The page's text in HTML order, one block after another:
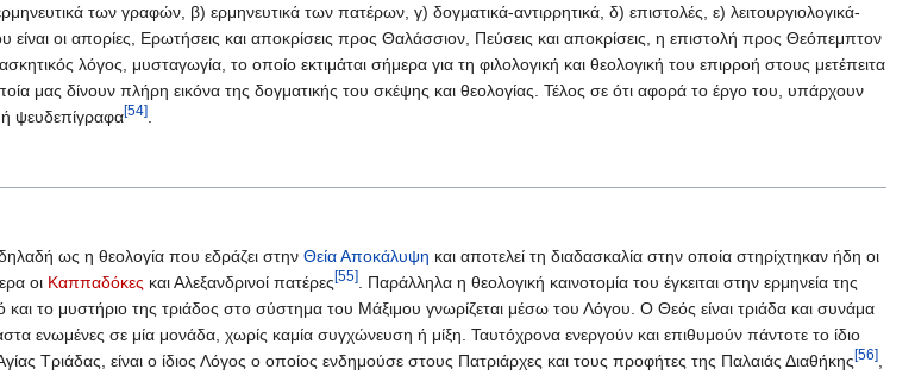
των γραφών, β) ερμηνευτικά των πατέρων, γ) δογματικά-αντιρρητικά, δ) επιστολές, ε) λειτουργιολογικά-
είναι οι απορίες, Ερωτήσεις και αποκρίσεις προς Θαλάσσιον, Πεύσεις και αποκρίσεις, η επιστολή προς Θεόπεμπτον
λόγος, μυσταγωγία, το οποίο εκτιμάται σήμερα για τη φιλολογική και θεολογική του επιρροή στους μετέπειτα
μας δίνουν πλήρη εικόνα της δογματικής του σκέψης και θεολογίας. Τέλος σε ότι αφορά το έργο του, υπάρχουν
ή ψευδεπίγραφα[54]
ως η θεολογία που εδράζει στην Θεία Αποκάλυψη και αποτελεί τη διαδασκαλία στην οποία στηρίχτηκαν ήδη οι
οι Καππαδόκες και Αλεξανδρινοί πατέρες[55]. Παράλληλα η θεολογική καινοτομία του έγκειται στην ερμηνεία της
και το μυστήριο της τριάδος στο σύστημα του Μάξιμου γνωρίζεται μέσω του Λόγου. Ο Θεός είναι τριάδα και συνάμα
ενωμένες σε μία μονάδα, χωρίς καμία συγχώνευση ή μίξη. Ταυτόχρονα ενεργούν και επιθυμούν πάντοτε το ίδιο
Τριάδας, είναι ο ίδιος Λόγος ο οποίος ενδημούσε στους Πατριάρχες και τους προφήτες της Παλαιάς Διαθήκης[56],